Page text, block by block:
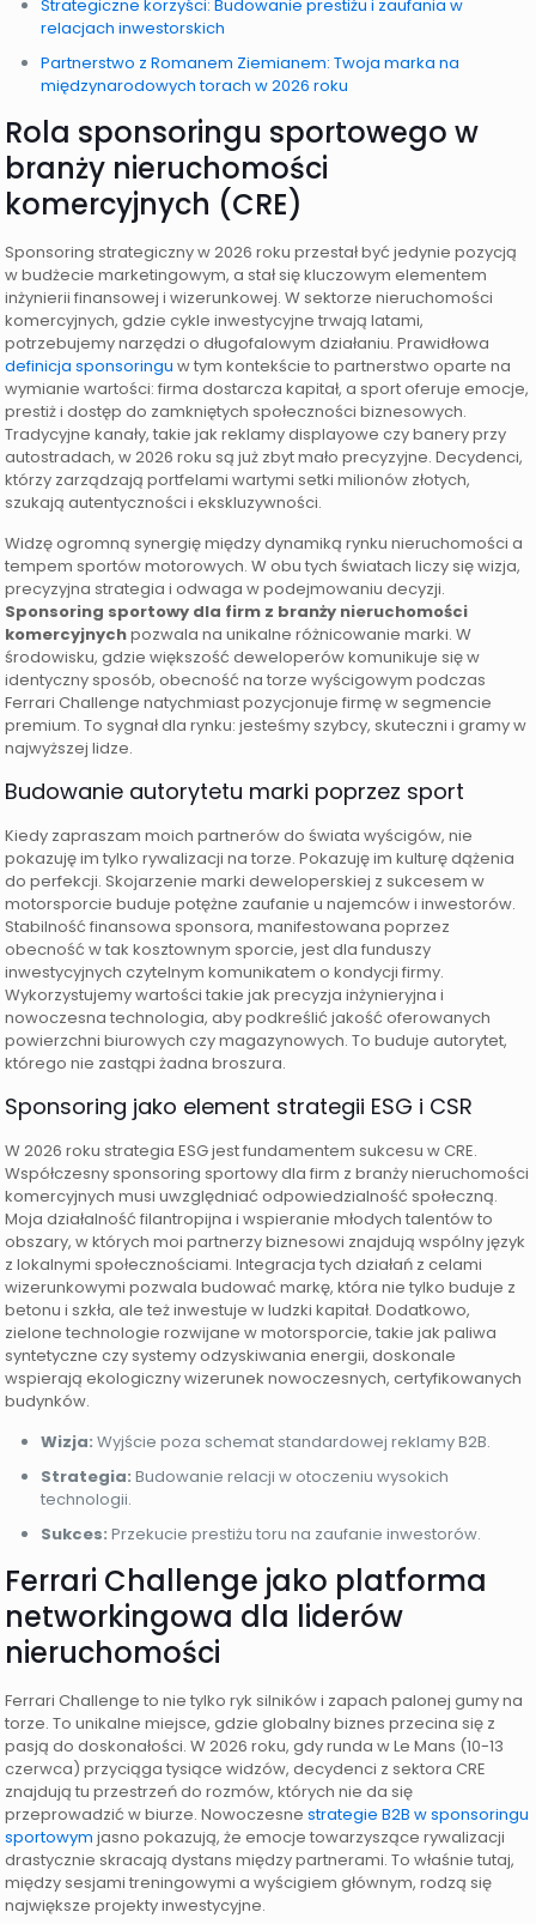
Strategiczne korzyści: Budowanie prestiżu i zaufania w
relacjach inwestorskich
Partnerstwo z Romanem Ziemianem: Twoja marka na
międzynarodowych torach w 2026 roku
Rola sponsoringu sportowego w
branży nieruchomości
komercyjnych (CRE)
Sponsoring strategiczny w 2026 roku przestał być jedynie pozycją
w budżecie marketingowym, a stał się kluczowym elementem
inżynierii finansowej i wizerunkowej. W sektorze nieruchomości
komercyjnych, gdzie cykle inwestycyjne trwają latami,
potrzebujemy narzędzi o długofalowym działaniu. Prawidłowa
definicja sponsoringu w tym kontekście to partnerstwo oparte na
wymianie wartości: firma dostarcza kapitał, a sport oferuje emocje,
prestiż i dostęp do zamkniętych społeczności biznesowych.
Tradycyjne kanały, takie jak reklamy displayowe czy banery przy
autostradach, w 2026 roku są już zbyt mało precyzyjne. Decydenci,
którzy zarządzają portfelami wartymi setki milionów złotych,
szukają autentyczności i ekskluzywności.
Widzę ogromną synergię między dynamiką rynku nieruchomości a
tempem sportów motorowych. W obu tych światach liczy się wizja,
precyzyjna strategia i odwaga w podejmowaniu decyzji.
Sponsoring sportowy dla firm z branży nieruchomości
komercyjnychpozwala na unikalne różnicowanie marki. W
środowisku, gdzie większość deweloperów komunikuje się w
identyczny sposób, obecność na torze wyścigowym podczas
Ferrari Challenge natychmiast pozycjonuje firmę w segmencie
premium. To sygnał dla rynku: jesteśmy szybcy, skuteczni i gramy w
najwyższej lidze.
Budowanie autorytetu marki poprzez sport
Kiedy zapraszam moich partnerów do świata wyścigów, nie
pokazuję im tylko rywalizacji na torze. Pokazuję im kulturę dążenia
do perfekcji. Skojarzenie marki deweloperskiej z sukcesem w
motorsporcie buduje potężne zaufanie u najemców i inwestorów.
Stabilność finansowa sponsora, manifestowana poprzez
obecność w tak kosztownym sporcie, jest dla funduszy
inwestycyjnych czytelnym komunikatem o kondycji firmy.
Wykorzystujemy wartości takie jak precyzja inżynieryjna i
nowoczesna technologia, aby podkreślić jakość oferowanych
powierzchni biurowych czy magazynowych. To buduje autorytet,
którego nie zastąpi żadna broszura.
Sponsoring jako element strategii ESG i CSR
W 2026 roku strategia ESG jest fundamentem sukcesu w CRE.
Współczesny sponsoring sportowy dla firm z branży nieruchomości
komercyjnych musi uwzględniać odpowiedzialność społeczną.
Moja działalność filantropijna i wspieranie młodych talentów to
obszary, w których moi partnerzy biznesowi znajdują wspólny język
z lokalnymi społecznościami. Integracja tych działań z celami
wizerunkowymi pozwala budować markę, która nie tylko buduje z
betonu i szkła, ale też inwestuje w ludzki kapitał. Dodatkowo,
zielone technologie rozwijane w motorsporcie, takie jak paliwa
syntetyczne czy systemy odzyskiwania energii, doskonale
wspierają ekologiczny wizerunek nowoczesnych, certyfikowanych
budynków.
Wizja: Wyjście poza schemat standardowej reklamy B2B.
Strategia: Budowanie relacji w otoczeniu wysokich
technologii.
Sukces: Przekucie prestiżu toru na zaufanie inwestorów.
Ferrari Challenge jako platforma
networkingowa dla liderów
nieruchomości
Ferrari Challenge to nie tylko ryk silników i zapach palonej gumy na
torze. To unikalne miejsce, gdzie globalny biznes przecina się z
pasją do doskonałości. W 2026 roku, gdy runda w Le Mans (10-13
czerwca) przyciąga tysiące widzów, decydenci z sektora CRE
znajdują tu przestrzeń do rozmów, których nie da się
przeprowadzić w biurze. Nowoczesnestrategie B2B w sponsoringu
sportowym jasno pokazują, że emocje towarzyszące rywalizacji
drastycznie skracają dystans między partnerami. To właśnie tutaj,
między sesjami treningowymi a wyścigiem głównym, rodzą się
największe projekty inwestycyjne.